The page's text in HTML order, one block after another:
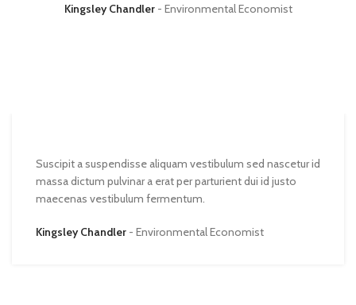
Kingsley Chandler Environmental Economist
Suscipit a suspendisse aliquam vestibulum sed nascetur id
massa dictum pulvinar a erat per parturient dui id justo
maecenas vestibulum fermentum.
Kingsley Chandler Environmental Economist